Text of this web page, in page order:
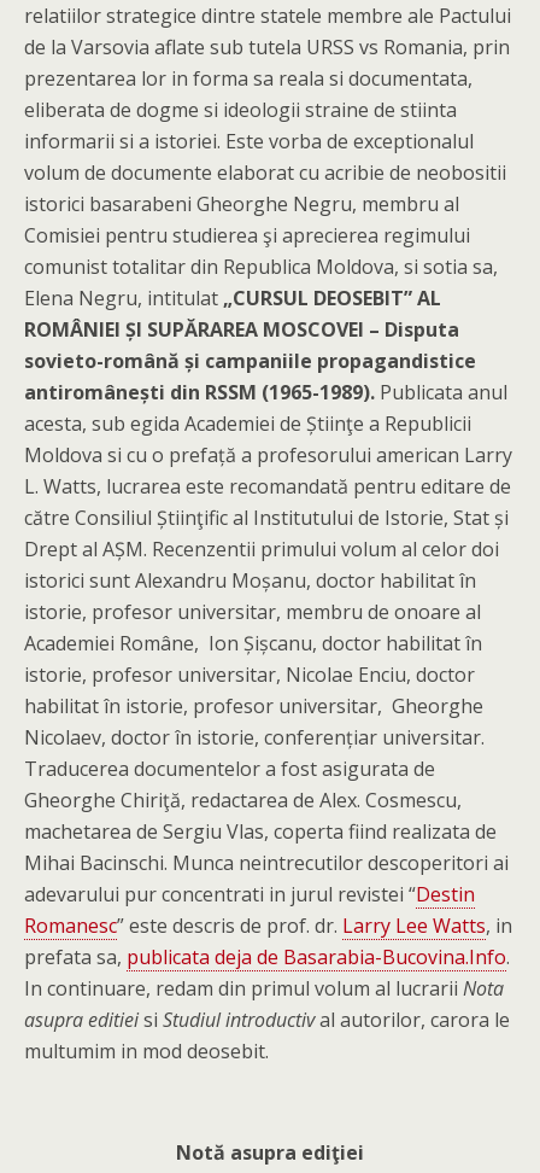
relatiilor strategice dintre statele membre ale Pactului
de la Varsovia aflate sub tutela URSS vs Romania, prin
prezentarea lor in forma sa reala si documentata,
eliberata de dogme si ideologii straine de stiinta
informarii si a istoriei. Este vorba de exceptionalul
volum de documente elaborat cu acribie de neobositii
istorici basarabeni Gheorghe Negru, membru al
Comisiei pentru studierea şi aprecierea regimului
comunist totalitar din Republica Moldova, si sotia sa,
Elena Negru, intitulat„CURSUL DEOSEBIT” AL
ROMÂNIEI ȘI SUPĂRAREA MOSCOVEI – Disputa
sovieto-română și campaniile propagandistice
antiromânești din RSSM (1965-1989). Publicata anul
acesta, sub egida Academiei de Știinţe a Republicii
Moldova si cu o prefață a profesorului american Larry
L. Watts, lucrarea este recomandată pentru editare de
către Consiliul Știinţific al Institutului de Istorie, Stat și
Drept al AȘM. Recenzentii primului volum al celor doi
istorici sunt Alexandru Moșanu, doctor habilitat în
istorie, profesor universitar, membru de onoare al
Academiei Române, Ion Șișcanu, doctor habilitat în
istorie, profesor universitar, Nicolae Enciu, doctor
habilitat în istorie, profesor universitar, Gheorghe
Nicolaev, doctor în istorie, conferențiar universitar.
Traducerea documentelor a fost asigurata de
Gheorghe Chiriţă, redactarea de Alex. Cosmescu,
machetarea de Sergiu Vlas, coperta fiind realizata de
Mihai Bacinschi. Munca neintrecutilor descoperitori ai
adevarului pur concentrati in jurul revistei “Destin
Romanesc” este descris de prof. dr. Larry Lee Watts, in
prefata sa, publicata deja de Basarabia-Bucovina.Info.
In continuare, redam din primul volum al lucrarii Nota
asupra editieisi Studiul introductival autorilor, carora le
multumim in mod deosebit.
Notă asupra ediţiei